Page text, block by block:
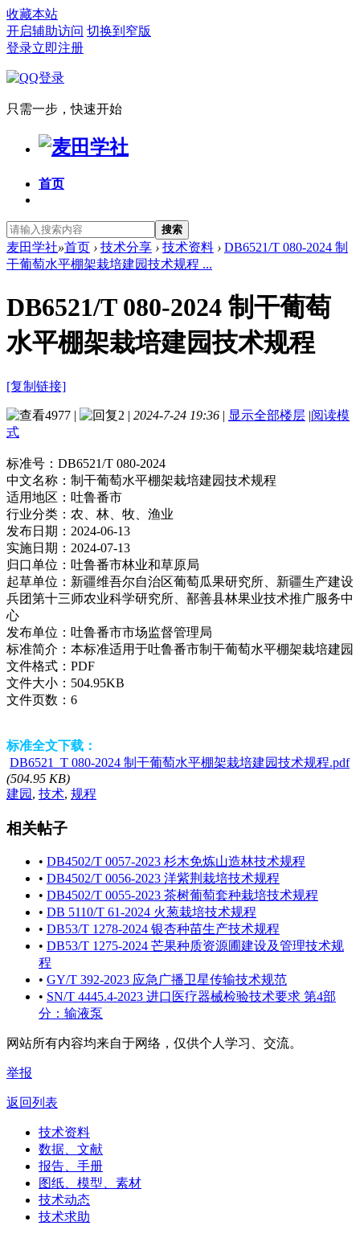
收藏本站
开启辅助访问 切换到窄版
登录立即注册
只需一步，快速开始
首页
搜索
麦田学社»首页 › 技术分享 › 技术资料 › DB6521/T 080-2024 制
干葡萄水平棚架栽培建园技术规程 ...
DB6521/T 080-2024 制干葡萄
水平棚架栽培建园技术规程
[复制链接]
4977 | 2 | 2024-7-24 19:36 | 显示全部楼层 |阅读模
式
标准号： DB6521/T 080-2024
中文名称： 制干葡萄水平棚架栽培建园技术规程
适用地区： 吐鲁番市
行业分类： 农、林、牧、渔业
发布日期： 2024-06-13
实施日期： 2024-07-13
归口单位： 吐鲁番市林业和草原局
起草单位： 新疆维吾尔自治区葡萄瓜果研究所、新疆生产建设
兵团第十三师农业科学研究所、鄯善县林果业技术推广服务中
心
发布单位： 吐鲁番市市场监督管理局
标准简介： 本标准适用于吐鲁番市制干葡萄水平棚架栽培建园
文件格式： PDF
文件大小： 504.95KB
文件页数： 6
标准全文下载：
DB6521_T 080-2024 制干葡萄水平棚架栽培建园技术规程.pdf
(504.95 KB)
建园 , 技术, 规程
相关帖子
• DB4502/T 0057-2023 杉木免炼山造林技术规程
• DB4502/T 0056-2023 洋紫荆栽培技术规程
• DB4502/T 0055-2023 茶树葡萄套种栽培技术规程
• DB 5110/T 61-2024 火葱栽培技术规程
• DB53/T 1278-2024 银杏种苗生产技术规程
• DB53/T 1275-2024 芒果种质资源圃建设及管理技术规
程
• GY/T 392-2023 应急广播卫星传输技术规范
• SN/T 4445.4-2023 进口医疗器械检验技术要求 第4部
分：输液泵
网站所有内容均来自于网络，仅供个人学习、交流。
举报
返回列表
技术资料
数据、文献
报告、手册
图纸、模型、素材
技术动态
技术求助